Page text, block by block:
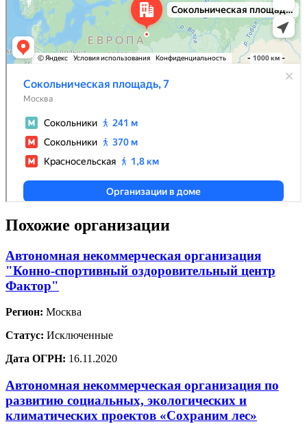
Похожие организации
Автономная некоммерческая организация
"Конно-спортивный оздоровительный центр
Фактор"
Регион: Москва
Статус: Исключенные
Дата ОГРН: 16.11.2020
Автономная некоммерческая организация по
развитию социальных, экологических и
климатических проектов «Сохраним лес»